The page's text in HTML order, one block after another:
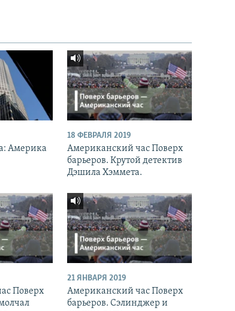
Америка
18 ФЕВРАЛЯ 2019
Американский час Поверх
барьеров. Крутой детектив
Дэшила Хэммета.
Поверх
21 ЯНВАРЯ 2019
Американский час Поверх
барьеров. Сэлинджер и